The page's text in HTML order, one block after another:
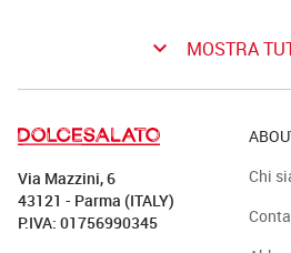
keyboard_arrow_down MOSTRA
Via Mazzini, 6
43121 - Parma (ITALY)
P.IVA: 01756990345
Chi